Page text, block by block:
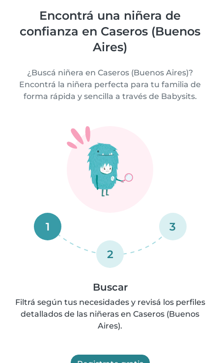
Encontrá una niñera de
confianza en Caseros (Buenos
Aires)
¿Buscá niñera en Caseros (Buenos Aires)?
Encontrá la niñera perfecta para tu familia de
forma rápida y sencilla a través de Babysits.
1
2
3
Buscar
Filtrá según tus necesidades y revisá los perfiles
detallados de las niñeras en Caseros (Buenos
Aires).